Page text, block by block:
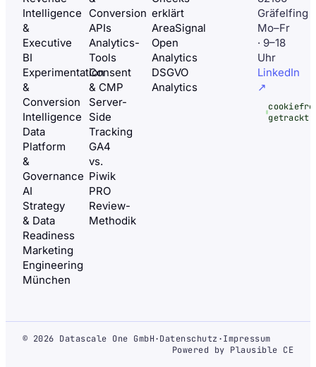
Intelligence
&
Executive
BI
Experimentation
&
Conversion
Intelligence
Data
Platform
&
Governance
AI
Strategy
& Data
Readiness
Marketing
Engineering
München
Conversion
APIs
Analytics-
Tools
Consent
& CMP
Server-
Side
Tracking
GA4
vs.
Piwik
PRO
Review-
Methodik
erklärt
AreaSignal
Open
Analytics
DSGVO
Analytics
Gräfelfing
Mo–Fr
· 9–18
Uhr
LinkedIn
↗
getrackt
© 2026 Datascale One GmbH·Datenschutz·Impressum
Powered by Plausible CE